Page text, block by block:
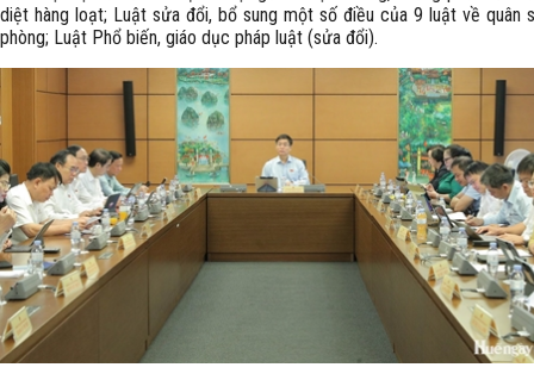
diệt hàng loạt; Luật sửa đổi, bổ sung một số điều của 9 luật về quân
phòng; Luật Phổ biến, giáo dục pháp luật (sửa đổi).